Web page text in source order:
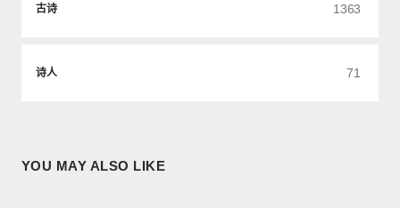
古诗 1363
诗人 71
YOU MAY ALSO LIKE